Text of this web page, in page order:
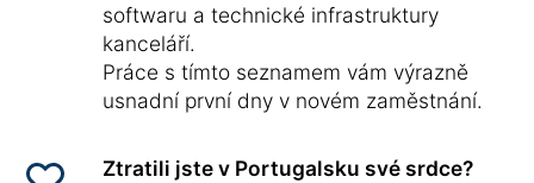
softwaru a technické infrastruktury
kanceláří.
Práce s tímto seznamem vám výrazně
usnadní první dny v novém zaměstnání.
Ztratili jste v Portugalsku své srdce?